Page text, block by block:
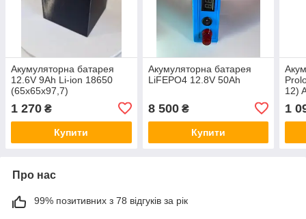
Акумуляторна батарея
12.6V 9Ah Li-ion 18650
(65х65х97,7)
1 270 ₴
Купити
Акумуляторна батарея
LiFEPO4 12.8V 50Ah
8 500₴
Купити
12)
1
Про нас
99% позитивних з 78 відгуків за рік